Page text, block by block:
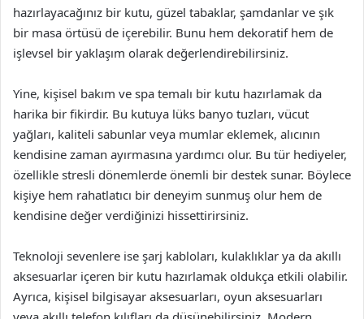
hazırlayacağınız bir kutu, güzel tabaklar, şamdanlar ve şık
bir masa örtüsü de içerebilir. Bunu hem dekoratif hem de
işlevsel bir yaklaşım olarak değerlendirebilirsiniz.
Yine, kişisel bakım ve spa temalı bir kutu hazırlamak da
harika bir fikirdir. Bu kutuya lüks banyo tuzları, vücut
yağları, kaliteli sabunlar veya mumlar eklemek, alıcının
kendisine zaman ayırmasına yardımcı olur. Bu tür hediyeler,
özellikle stresli dönemlerde önemli bir destek sunar. Böylece
kişiye hem rahatlatıcı bir deneyim sunmuş olur hem de
kendisine değer verdiğinizi hissettirirsiniz.
Teknoloji sevenlere ise şarj kabloları, kulaklıklar ya da akıllı
aksesuarlar içeren bir kutu hazırlamak oldukça etkili olabilir.
Ayrıca, kişisel bilgisayar aksesuarları, oyun aksesuarları